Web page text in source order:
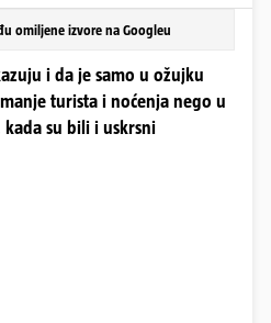
omiljene izvore na Googleu
i da je samo u ožujku
turista i noćenja nego u
su bili i uskrsni